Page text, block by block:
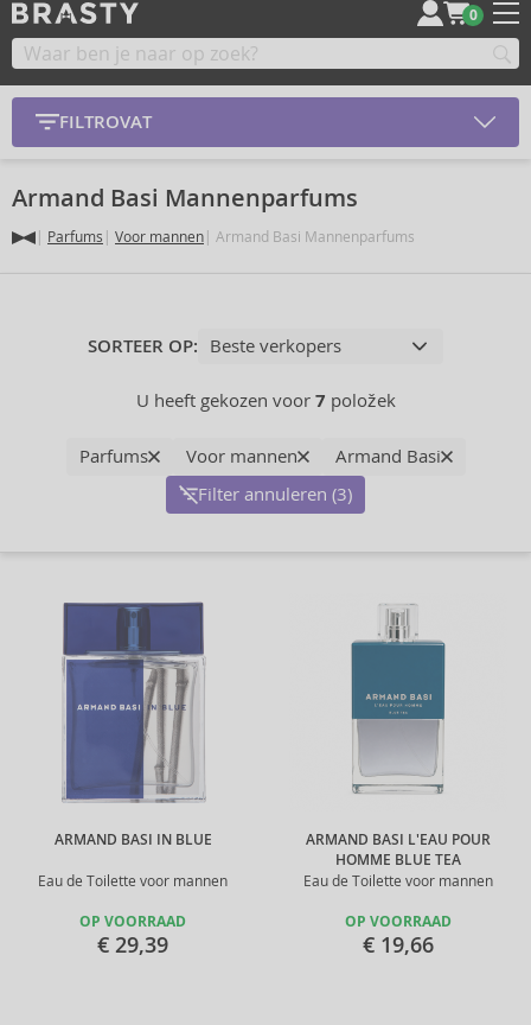
0
FILTROVAT
Armand Basi Mannenparfums
Parfums Voor mannen Armand Basi Mannenparfums
SORTEER OP:
U heeft gekozen voor 7 položek
Parfums Voor mannen
Armand Basi
Filter annuleren (3)
ARMAND BASI IN BLUE
Eau de Toilette voor mannen
OP VOORRAAD
€ 29,39
ARMAND BASI L'EAU POUR
HOMME BLUE TEA
Eau de Toilette voor mannen
OP VOORRAAD
€ 19,66